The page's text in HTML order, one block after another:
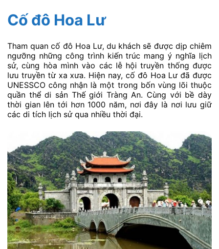
Cố đô Hoa Lư
Tham quan cố đô Hoa Lư, du khách sẽ được dịp chiêm
ngưỡng những công trình kiến trúc mang ý nghĩa lịch
sử, cùng hòa mình vào các lễ hội truyền thống được
lưu truyền từ xa xưa. Hiện nay, cố đô Hoa Lư đã được
UNESSCO công nhận là một trong bốn vùng lõi thuộc
quần thể di sản Thế giới Tràng An. Cùng với bề dày
thời gian lên tới hơn 1000 năm, nơi đây là nơi lưu giữ
các di tích lịch sử qua nhiều thời đại.